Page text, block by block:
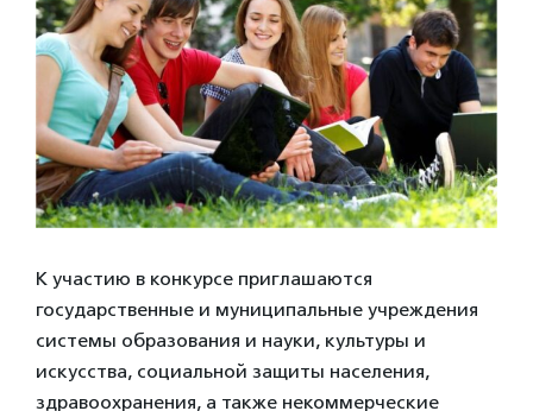
К участию в конкурсе приглашаются
государственные и муниципальные учреждения
системы образования и науки, культуры и
искусства, социальной защиты населения,
здравоохранения, а также некоммерческие